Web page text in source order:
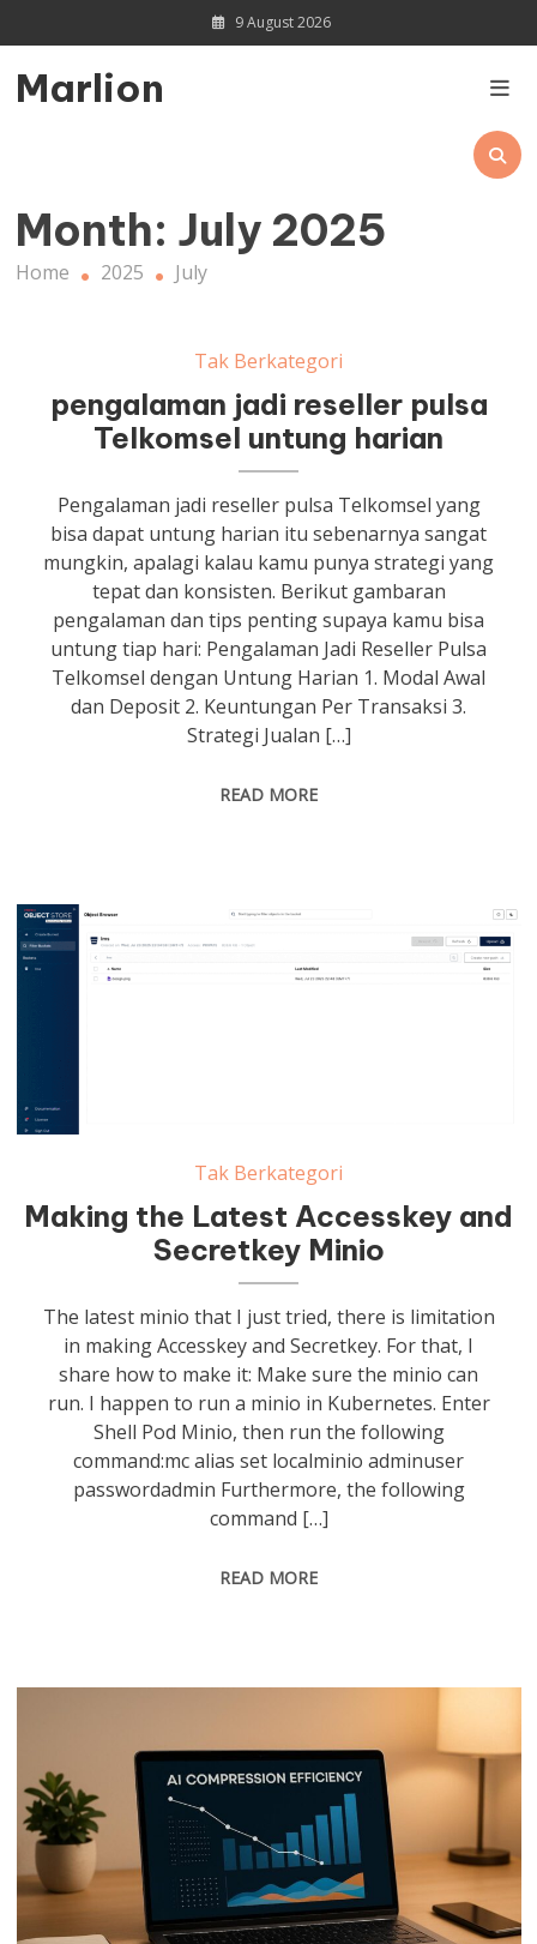
to
content
9 August 2026
Marlion
Month: July 2025
Home 2025 July
Tak Berkategori
pengalaman jadi reseller pulsa
Telkomsel untung harian
Pengalaman jadi reseller pulsa Telkomsel yang
bisa dapat untung harian itu sebenarnya sangat
mungkin, apalagi kalau kamu punya strategi yang
tepat dan konsisten. Berikut gambaran
pengalaman dan tips penting supaya kamu bisa
untung tiap hari: Pengalaman Jadi Reseller Pulsa
Telkomsel dengan Untung Harian 1. Modal Awal
dan Deposit 2. Keuntungan Per Transaksi 3.
Strategi Jualan […]
READ MORE
Tak Berkategori
Making the Latest Accesskey and
Secretkey Minio
The latest minio that I just tried, there is limitation
in making Accesskey and Secretkey. For that, I
share how to make it: Make sure the minio can
run. I happen to run a minio in Kubernetes. Enter
Shell Pod Minio, then run the following
command:mc alias set localminio adminuser
passwordadmin Furthermore, the following
command […]
READ MORE